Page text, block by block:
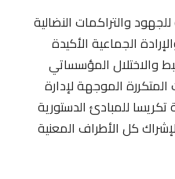
والتراكمات النضالية
الجماعية الأكيدة
والاختلال المؤسساتي
الموجهة لإدارة
للمبادئ الدستورية
كل الأطراف المعنية